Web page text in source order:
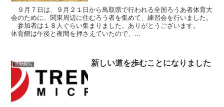
９月７日は、９月２１日から鳥取県で行われる全国ろうあ者体育大
会のために、関東周辺に住むろう者を集めて、練習会を行いました。
参加者は１８人ぐらい集まりました。ありがとうございます。
体育館は午後と夜間を押さえていたので、...
活動報告 新しい道を歩むことになりました